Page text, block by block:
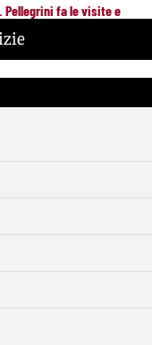
Pellegrini fa le visite e
suo trequartista: Nusa